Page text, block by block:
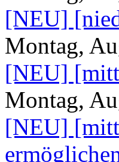
[NEU]
Montag,
[NEU]
Montag,
[NEU]